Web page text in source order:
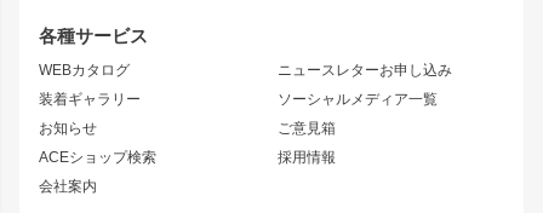
各種サービス
WEBカタログ
装着ギャラリー
お知らせ
ACEショップ検索
会社案内
ニュースレターお申し込み
ソーシャルメディア一覧
ご意見箱
採用情報
S14 シルビア 後期
S13 シルビア
180SX
シルエイティ
ローレル
セフィーロ
キャラバン
スズキ
リアウイング
ジムニーパーツ
ホイール
MUD-S7
MUD-SR7
まつど家 鉄漢